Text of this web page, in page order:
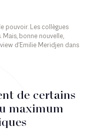
pouvoir. Les collègues
bonne nouvelle,
d'Emilie Meridjen dans
de certains
maximum